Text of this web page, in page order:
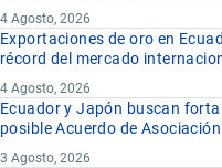
4 Agosto, 2026
Exportaciones de oro en
récord del mercado
4 Agosto, 2026
Ecuador y Japón buscan
posible Acuerdo de
3 Agosto, 2026